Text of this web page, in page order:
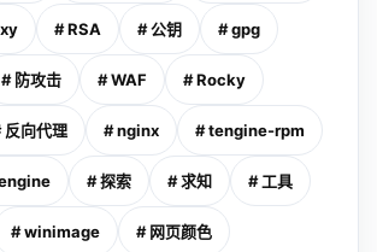
# RSA # 公钥 # gpg
# 防攻击 # WAF # Rocky
反向代理 # nginx # tengine-rpm
# 探索 # 求知 # 工具
# winimage # 网页颜色